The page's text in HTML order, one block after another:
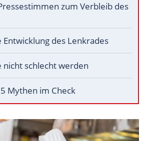
zum Verbleib des
des Lenkrades
schlecht werden
Mythen im Check